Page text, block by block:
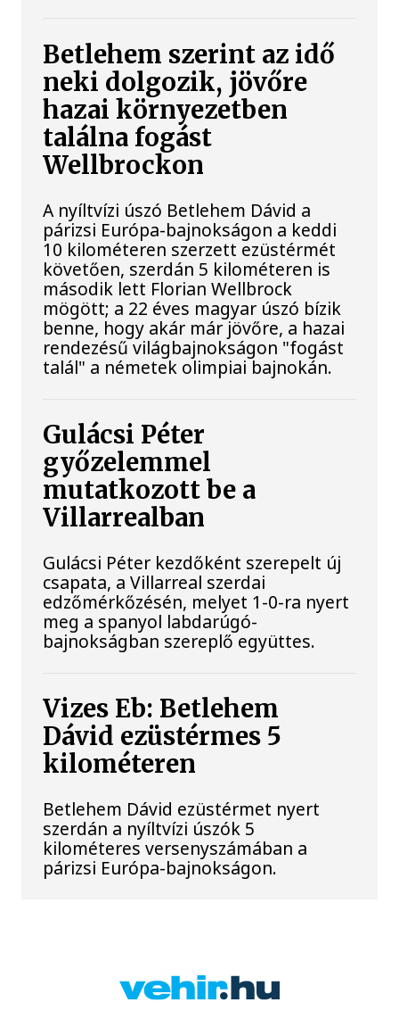
Betlehem szerint az idő
neki dolgozik, jövőre
hazai környezetben
találna fogást
Wellbrockon
A nyíltvízi úszó Betlehem Dávid a
párizsi Európa-bajnokságon a keddi
10 kilométeren szerzett ezüstérmét
követően, szerdán 5 kilométeren is
második lett Florian Wellbrock
mögött; a 22 éves magyar úszó bízik
benne, hogy akár már jövőre, a hazai
rendezésű világbajnokságon "fogást
talál" a németek olimpiai bajnokán.
Gulácsi Péter
győzelemmel
mutatkozott be a
Villarrealban
Gulácsi Péter kezdőként szerepelt új
csapata, a Villarreal szerdai
edzőmérkőzésén, melyet 1-0-ra nyert
meg a spanyol labdarúgó-
bajnokságban szereplő együttes.
Vizes Eb: Betlehem
Dávid ezüstérmes 5
kilométeren
Betlehem Dávid ezüstérmet nyert
szerdán a nyíltvízi úszók 5
kilométeres versenyszámában a
párizsi Európa-bajnokságon.